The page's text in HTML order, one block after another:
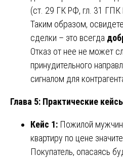
(ст. 29 ГК РФ, гл. 31 ГПК
Таким образом,
сделки – это всегда
Отказ от нее не может
принудительного
сигналом для
Глава 5: Практические
Кейс 1: Пожилой
квартиру по цене
Покупатель, опасаясь